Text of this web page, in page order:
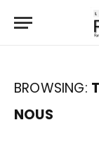
BROWSING:
NOUS